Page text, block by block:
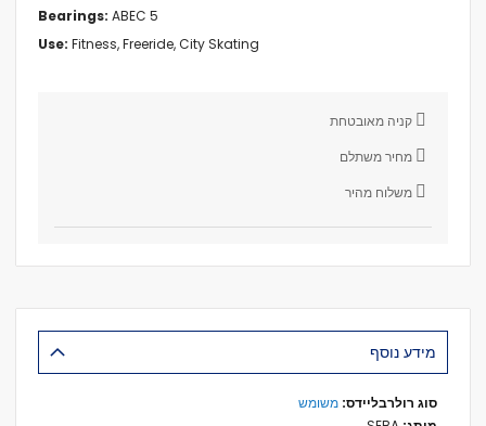
Bearings: ABEC 5
Use: Fitness, Freeride, City Skating
קניה מאובטחת
מחיר משתלם
משלוח מהיר
מידע נוסף
מידע
נוסף
משומש